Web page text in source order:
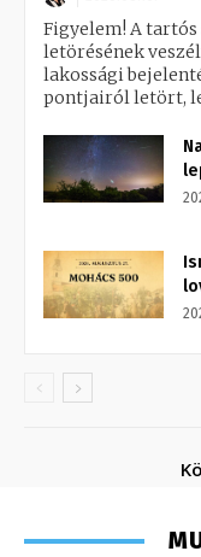
Figyelem! A
letörésének
lakossági
pontjairól letört,